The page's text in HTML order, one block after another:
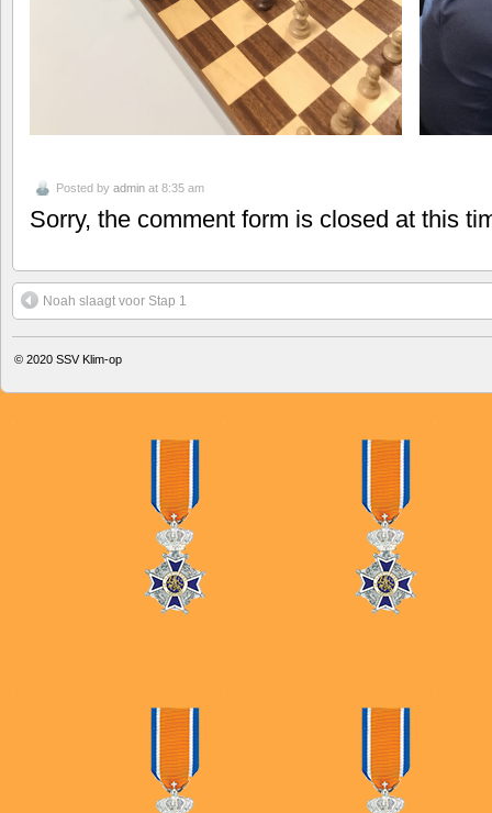
Posted by admin at 8:35 am
Sorry, the comment form is closed at this
Noah slaagt voor Stap 1
© 2020 SSV Klim-op